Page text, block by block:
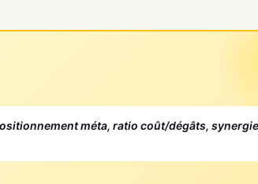
méta, ratio coût/dégâts,